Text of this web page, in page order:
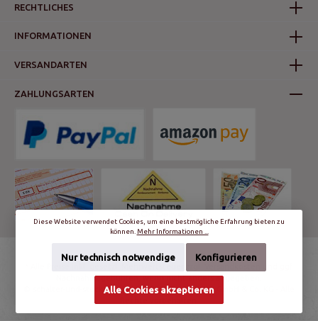
RECHTLICHES
INFORMATIONEN
VERSANDARTEN
ZAHLUNGSARTEN
Nachnahmegebühren, wenn nicht anders angegeben.
© schalter-und-steckdosen.de | World Trading Net GmbH & Co. KG - Alle
Diese Website verwendet Cookies, um eine bestmögliche Erfahrung bieten zu
können. Mehr Informationen ...
Nur technisch notwendige Konfigurieren
Alle Cookies akzeptieren